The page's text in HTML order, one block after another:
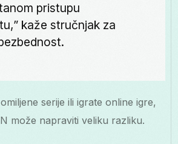
pristupu
kaže stručnjak za
serije ili igrate online igre,
može napraviti veliku razliku.